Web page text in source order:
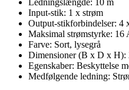
Input-stik: 1 x strøm
Output-stikforbindelser: 4
Maksimal strømstyrke: 16
Farve: Sort, lysegrå
Dimensioner (B x D x H):
Egenskaber: Beskyttelse
Medfølgende ledning: